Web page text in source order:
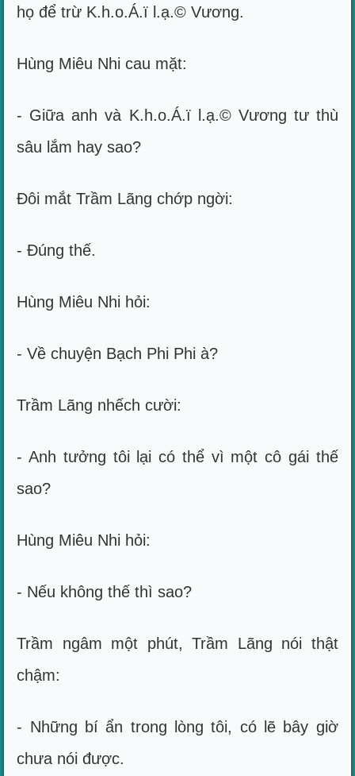
họ để trừ K.h.o.Á.ï l.ạ.© Vương.
Hùng Miêu Nhi cau mặt:
- Giữa anh và K.h.o.Á.ï l.ạ.© Vương tư thù
sâu lắm hay sao?
Đôi mắt Trầm Lãng chớp ngời:
- Đúng thế.
Hùng Miêu Nhi hỏi:
- Về chuyện Bạch Phi Phi à?
Trầm Lãng nhếch cười:
- Anh tưởng tôi lại có thể vì một cô gái thế
sao?
Hùng Miêu Nhi hỏi:
- Nếu không thế thì sao?
Trầm ngâm một phút, Trầm Lãng nói thật
chậm:
- Những bí ẩn trong lòng tôi, có lẽ bây giờ
chưa nói được.